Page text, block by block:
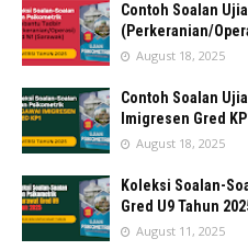
Contoh Soalan
(Perkeranian/
August 18, 2025
Contoh Soalan
Imigresen Gred
August 18, 2025
Koleksi Soalan-
Gred U9 Tahun
August 11, 2025